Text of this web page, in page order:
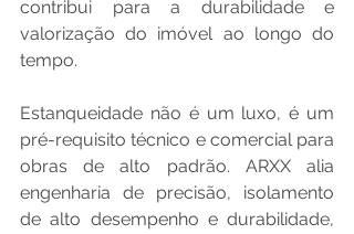
contribui para a durabilidade e
valorização do imóvel ao longo do
tempo.
Estanqueidade não é um luxo, é um
pré-requisito técnico e comercial para
obras de alto padrão. ARXX alia
engenharia de precisão, isolamento
de alto desempenho e durabilidade,